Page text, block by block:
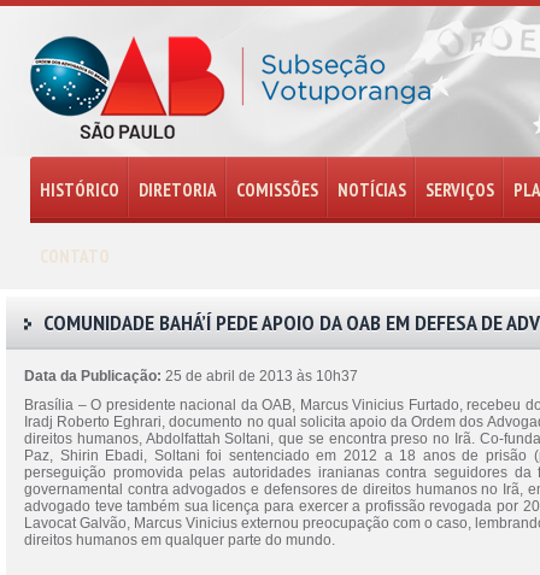
HISTÓRICO DIRETORIA COMISSÕES NOTÍCIAS SERVIÇOS
CONTATO
COMUNIDADE BAHÁ’Í PEDE APOIO DA OAB EM DEFESA DE
Data da Publicação: 25 de abril de 2013 às 10h37
Brasília – O presidente nacional da OAB, Marcus Vinicius Furtado, recebeu
Iradj Roberto Eghrari, documento no qual solicita apoio da Ordem dos
direitos humanos, Abdolfattah Soltani, que se encontra preso no Irã. Co-
Paz, Shirin Ebadi, Soltani foi sentenciado em 2012 a 18 anos de prisão
perseguição promovida pelas autoridades iranianas contra seguidores
governamental contra advogados e defensores de direitos humanos no Irã,
advogado teve também sua licença para exercer a profissão revogada por
Lavocat Galvão, Marcus Vinicius externou preocupação com o caso,
direitos humanos em qualquer parte do mundo.